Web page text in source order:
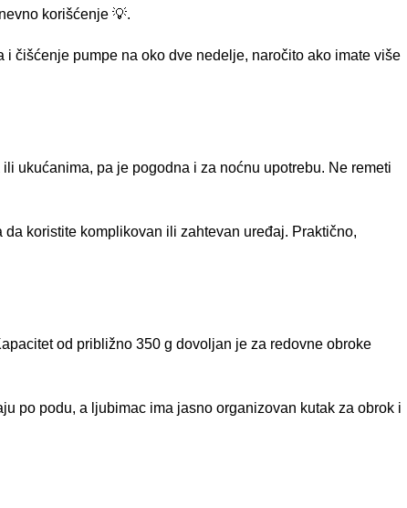
korišćenje 💡.
čišćenje pumpe na oko dve nedelje, naročito ako imate više
ukućanima, pa je pogodna i za noćnu upotrebu. Ne remeti
koristite komplikovan ili zahtevan uređaj. Praktično,
od približno 350 g dovoljan je za redovne obroke
po podu, a ljubimac ima jasno organizovan kutak za obrok i